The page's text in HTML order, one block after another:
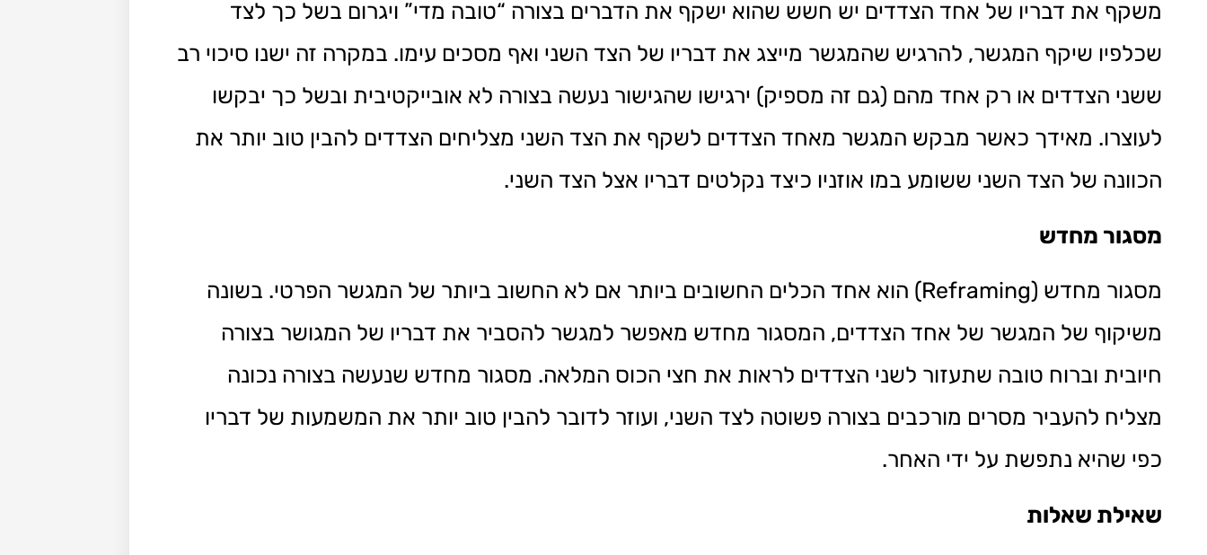
משקף את דבריו של אחד הצדדים יש חשש שהוא ישקף את הדברים בצורה “טובה מדי” ויגרום בשל כך לצד
שכלפיו שיקף המגשר, להרגיש שהמגשר מייצג את דבריו של הצד השני ואף מסכים עימו. במקרה זה ישנו סיכוי רב
ששני הצדדים או רק אחד מהם (גם זה מספיק) ירגישו שהגישור נעשה בצורה לא אובייקטיבית ובשל כך יבקשו
לעוצרו. מאידך כאשר מבקש המגשר מאחד הצדדים לשקף את הצד השני מצליחים הצדדים להבין טוב יותר את
הכוונה של הצד השני ששומע במו אוזניו כיצד נקלטים דבריו אצל הצד השני.
מסגור מחדש
מסגור מחדש (Reframing) הוא אחד הכלים החשובים ביותר אם לא החשוב ביותר של המגשר הפרטי. בשונה
משיקוף של המגשר של אחד הצדדים, המסגור מחדש מאפשר למגשר להסביר את דבריו של המגושר בצורה
חיובית וברוח טובה שתעזור לשני הצדדים לראות את חצי הכוס המלאה. מסגור מחדש שנעשה בצורה נכונה
מצליח להעביר מסרים מורכבים בצורה פשוטה לצד השני, ועוזר לדובר להבין טוב יותר את המשמעות של דבריו
כפי שהיא נתפשת על ידי האחר.
שאילת שאלות